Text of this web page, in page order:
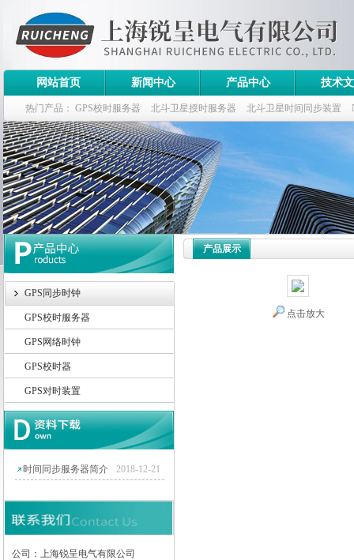
上海锐呈电气有限公司
网站首页 新闻中心 产品中心 技术
热门产品： GPS校时服务器 北斗卫星授时服务器 北斗卫星时间同步装置
斗卫星同步时钟指标
GPS同步时钟
GPS校时服务器
GPS网络时钟
GPS校时器
GPS对时装置
时间同步服务器简介 2018-12-21
公司：上海锐呈电气有限公司
产品展示
点击放大